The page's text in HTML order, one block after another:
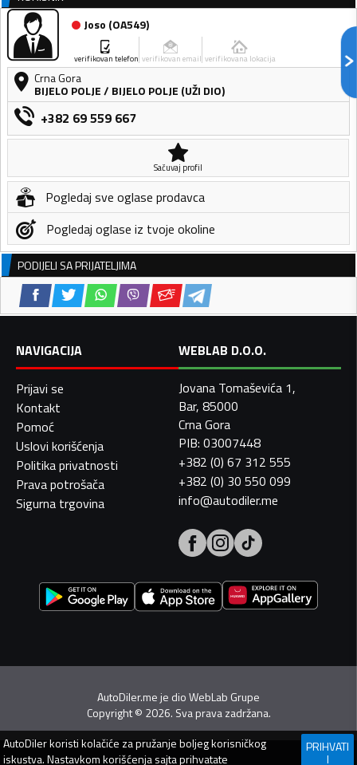
Joso (OA549)
verifikovan telefon verifikovan email verifikovana lokacija
Crna Gora
BIJELO POLJE/ BIJELO POLJE (UŽI DIO)
+382 69 559 667
Sačuvaj profil
Pogledaj sve oglase prodavca
Pogledaj oglase iz tvoje okoline
PODIJELI SA PRIJATELJIMA
NAVIGACIJA
Prijavi se
Kontakt
Pomoć
Uslovi korišćenja
Politika privatnosti
Prava potrošača
Sigurna trgovina
WEBLAB D.O.O.
Jovana Tomaševića 1,
Bar, 85000
Crna Gora
PIB: 03007448
+382 (0) 67 312 555
+382 (0) 30 550 099
info@autodiler.me
AutoDiler.me je dioWebLab Grupe
Copyright© 2026. Sva prava zadržana.
AutoDilerkoristi kolačiće za pružanje boljeg korisničkog
iskustva. Nastavkom korišćenja sajta prihvatate
PRIHVATI
I